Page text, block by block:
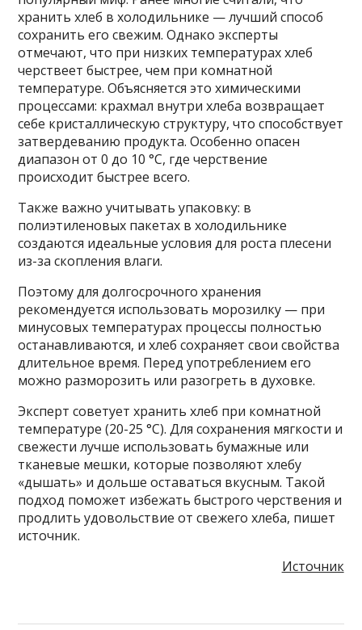
хранить хлеб в холодильнике — лучший способ
сохранить его свежим. Однако эксперты
отмечают, что при низких температурах хлеб
черствеет быстрее, чем при комнатной
температуре. Объясняется это химическими
процессами: крахмал внутри хлеба возвращает
себе кристаллическую структуру, что способствует
затвердеванию продукта. Особенно опасен
диапазон от 0 до 10 °С, где черствение
происходит быстрее всего.
Также важно учитывать упаковку: в
полиэтиленовых пакетах в холодильнике
создаются идеальные условия для роста плесени
из-за скопления влаги.
Поэтому для долгосрочного хранения
рекомендуется использовать морозилку — при
минусовых температурах процессы полностью
останавливаются, и хлеб сохраняет свои свойства
длительное время. Перед употреблением его
можно разморозить или разогреть в духовке.
Эксперт советует хранить хлеб при комнатной
температуре (20-25 °С). Для сохранения мягкости и
свежести лучше использовать бумажные или
тканевые мешки, которые позволяют хлебу
«дышать» и дольше оставаться вкусным. Такой
подход поможет избежать быстрого черствения и
продлить удовольствие от свежего хлеба, пишет
источник.
Источник